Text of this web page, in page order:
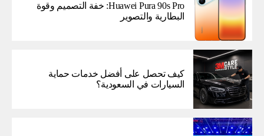
Huawei Pura 90s Pro: خفة التصميم وقوة
البطارية والتصوير
كيف تحصل على أفضل خدمات حماية
السيارات في السعودية؟